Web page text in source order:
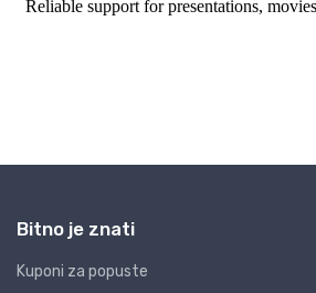
Bitno je znati
Kuponi za popuste